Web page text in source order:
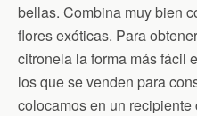
bellas. Combina muy bien
flores exóticas. Para
citronela la forma más fácil
los que se venden para
colocamos en un